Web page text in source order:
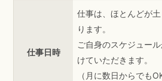
仕事日時
仕事は、ほとんどが
ります。
ご自身のスケジュー
けていただきます。
（月に数日からでも